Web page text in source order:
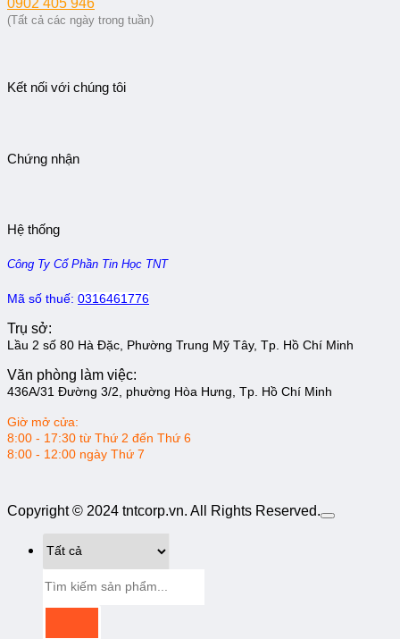
0902 405 946
(Tất cả các ngày trong tuần)
Kết nối với chúng tôi
Chứng nhận
Hệ thống
Công Ty Cổ Phần Tin Học TNT
Mã số thuế: 0316461776
Trụ sở:
Lầu 2 số 80 Hà Đặc, Phường Trung Mỹ Tây, Tp. Hồ Chí Minh
Văn phòng làm việc:
436A/31 Đường 3/2, phường Hòa Hưng, Tp. Hồ Chí Minh
Giờ mở cửa:
8:00 - 17:30 từ Thứ 2 đến Thứ 6
8:00 - 12:00 ngày Thứ 7
Copyright © 2024 tntcorp.vn. All Rights Reserved.
kiếm: